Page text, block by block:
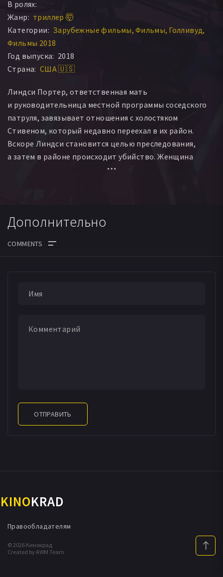
В ролях:
Жанр: триллер 🤯
Категории: Зарубежные фильмы Фильмы Голливуд
Фильмы 2018
Год выпуска: 2018
Страна: США 🇺🇸
Линдси Портер, ответственная мать
и руководительница местной программы соседского
патруля, завязывает отношения с холостяком
Стивеном, который недавно переехал в их район.
Вскоре Линдси становится целью преследования,
а затем в районе происходит убийство. Женщина
начинает опасаться за свою жизнь и жизнь её дочери.
Дополнительно
ОТПРАВИТЬ
KINOKRAD
© 2026 Кинокрад
Created by AWM Team
Правообладателям